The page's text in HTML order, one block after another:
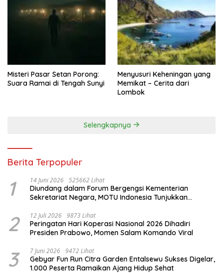
Misteri Pasar Setan Porong:
Suara Ramai di Tengah Sunyi
Menyusuri Keheningan yang
Memikat – Cerita dari
Lombok
Selengkapnya
Berita Terpopuler
1 14 Juni 2026 525662 Lihat
Diundang dalam Forum Bergengsi Kementerian
Sekretariat Negara, MOTU Indonesia Tunjukkan
2 12 Juli 2026 9873 Lihat
Peringatan Hari Koperasi Nasional 2026 Dihadiri
Presiden Prabowo, Momen Salam Komando Viral
3 7 Juni 2026 9472 Lihat
Gebyar Fun Run Citra Garden Entalsewu Sukses Digelar,
1.000 Peserta Ramaikan Ajang Hidup Sehat